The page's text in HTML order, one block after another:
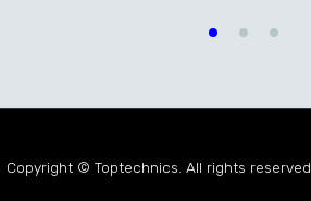
Copyright © Toptechnics. All rights reserved.